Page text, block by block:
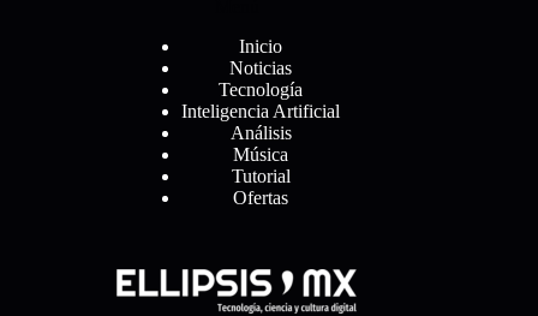
Inicio
Noticias
Tecnología
Inteligencia Artificial
Análisis
Música
Tutorial
Ofertas